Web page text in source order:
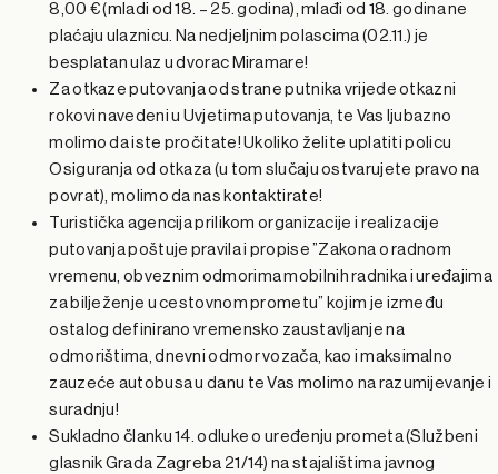
8,00 € (mladi od 18. – 25. godina), mlađi od 18. godina ne
plaćaju ulaznicu. Na nedjeljnim polascima (02.11.) je
besplatan ulaz u dvorac Miramare!
Za otkaze putovanja od strane putnika vrijede otkazni
rokovi navedeni u Uvjetima putovanja, te Vas ljubazno
molimo da iste pročitate! Ukoliko želite uplatiti policu
Osiguranja od otkaza (u tom slučaju ostvarujete pravo na
povrat), molimo da nas kontaktirate!
Turistička agencija prilikom organizacije i realizacije
putovanja poštuje pravila i propise ”Zakona o radnom
vremenu, obveznim odmorima mobilnih radnika i uređajima
za bilježenje u cestovnom prometu” kojim je između
ostalog definirano vremensko zaustavljanje na
odmorištima, dnevni odmor vozača, kao i maksimalno
zauzeće autobusa u danu te Vas molimo na razumijevanje i
suradnju!
Sukladno članku 14. odluke o uređenju prometa (Službeni
glasnik Grada Zagreba 21/14) na stajalištima javnog